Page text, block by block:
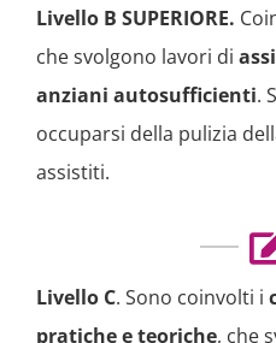
Livello B SUPERIORE.
che svolgono lavori di
anziani autosufficienti.
occuparsi della pulizia
assistiti.
Livello C. Sono coinvolti i
pratiche e teoriche, che